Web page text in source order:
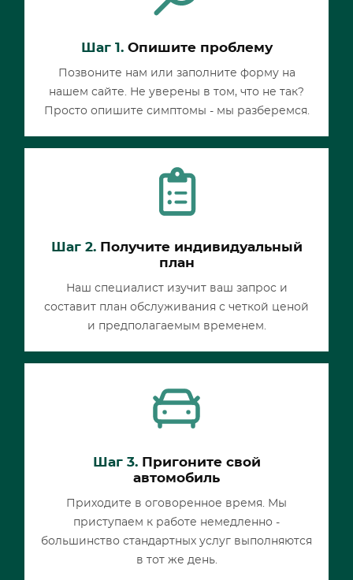
Шаг 1.Опишите проблему
Позвоните нам или заполните форму на
нашем сайте. Не уверены в том, что не так?
Просто опишите симптомы - мы разберемся.
Шаг 2.Получите индивидуальный
план
Наш специалист изучит ваш запрос и
составит план обслуживания с четкой ценой
и предполагаемым временем.
Шаг 3.Пригоните свой
автомобиль
Приходите в оговоренное время. Мы
приступаем к работе немедленно -
большинство стандартных услуг выполняются
в тот же день.